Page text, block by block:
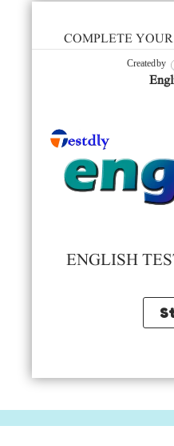
COMPLETE
Created by
ENGLISH